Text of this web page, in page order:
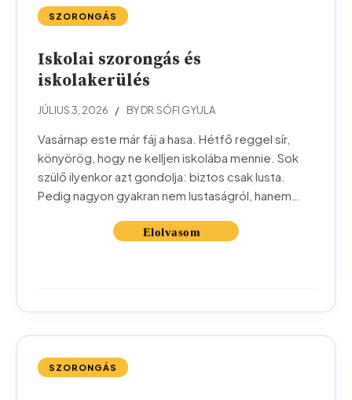
SZORONGÁS
Iskolai szorongás és
iskolakerülés
JÚLIUS 3, 2026 BY DR.SÓFI GYULA
Vasárnap este már fáj a hasa. Hétfő reggel sír,
könyörög, hogy ne kelljen iskolába mennie. Sok
szülő ilyenkor azt gondolja: biztos csak lusta.
Pedig nagyon gyakran nem lustaságról, hanem
átnézzük, mi áll az iskolakerülés hátterében,
SZORONGÁS